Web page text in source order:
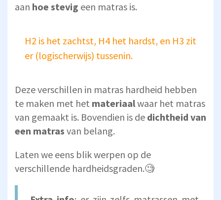
aan hoe stevig een matras is.
H2 is het zachtst, H4 het hardst, en H3 zit
er (logischerwijs) tussenin.
Deze verschillen in matras hardheid hebben
te maken met het materiaalwaar het matras
van gemaakt is. Bovendien is de dichtheid van
een matras van belang.
Laten we eens blik werpen op de
verschillende hardheidsgraden.🧐